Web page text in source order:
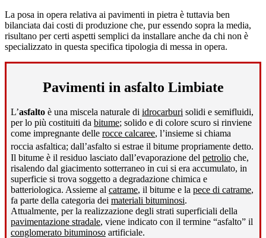
La posa in opera relativa ai pavimenti in pietra è tuttavia ben
bilanciata dai costi di produzione che, pur essendo sopra la media,
risultano per certi aspetti semplici da installare anche da chi non è
specializzato in questa specifica tipologia di messa in opera.
Pavimenti in asfalto Limbiate
L’asfalto è una miscela naturale di idrocarburi solidi e semifluidi,
per lo più costituiti da bitume; solido e di colore scuro si rinviene
come impregnante delle rocce calcaree, l’insieme si chiama
roccia asfaltica; dall’asfalto si estrae il bitume propriamente detto.
Il bitume è il residuo lasciato dall’evaporazione del petrolio che,
risalendo dal giacimento sotterraneo in cui si era accumulato, in
superficie si trova soggetto a degradazione chimica e
batteriologica. Assieme al catrame, il bitume e la pece di catrame,
fa parte della categoria dei materiali bituminosi.
Attualmente, per la realizzazione degli strati superficiali della
pavimentazione stradale, viene indicato con il termine “asfalto” il
conglomerato bituminoso artificiale.